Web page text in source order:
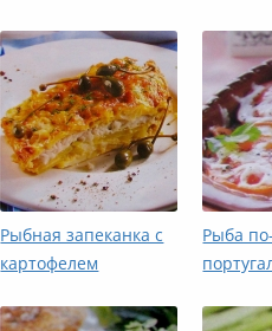
Рыбная запеканка с
картофелем
Рыба